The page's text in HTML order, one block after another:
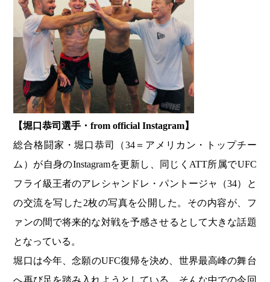
【堀口恭司選手・from official Instagram】
総合格闘家・堀口恭司（34＝アメリカン・トップチー
ム）が自身のInstagramを更新し、同じくATT所属でUFC
フライ級王者のアレシャンドレ・パントージャ（34）と
の交流を写した2枚の写真を公開した。その内容が、フ
ァンの間で将来的な対戦を予感させるとして大きな話題
となっている。
堀口は今年、念願のUFC復帰を決め、世界最高峰の舞台